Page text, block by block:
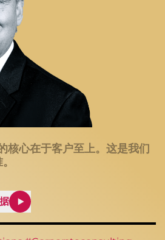
核心在于客户至上。这是我们